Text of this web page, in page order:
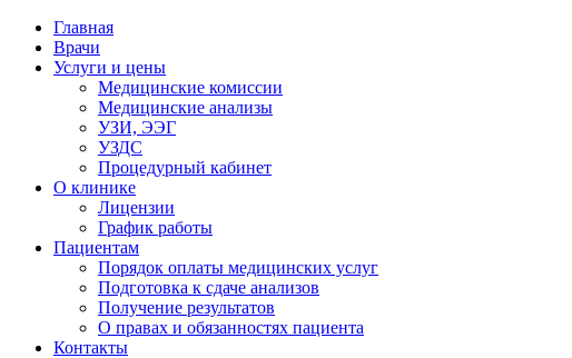
Главная
Врачи
Услуги и цены
Медицинские комиссии
Медицинские анализы
УЗИ, ЭЭГ
УЗДС
Процедурный кабинет
О клинике
Лицензии
График работы
Пациентам
Порядок оплаты медицинских услуг
Подготовка к сдаче анализов
Получение результатов
О правах и обязанностях пациента
Контакты